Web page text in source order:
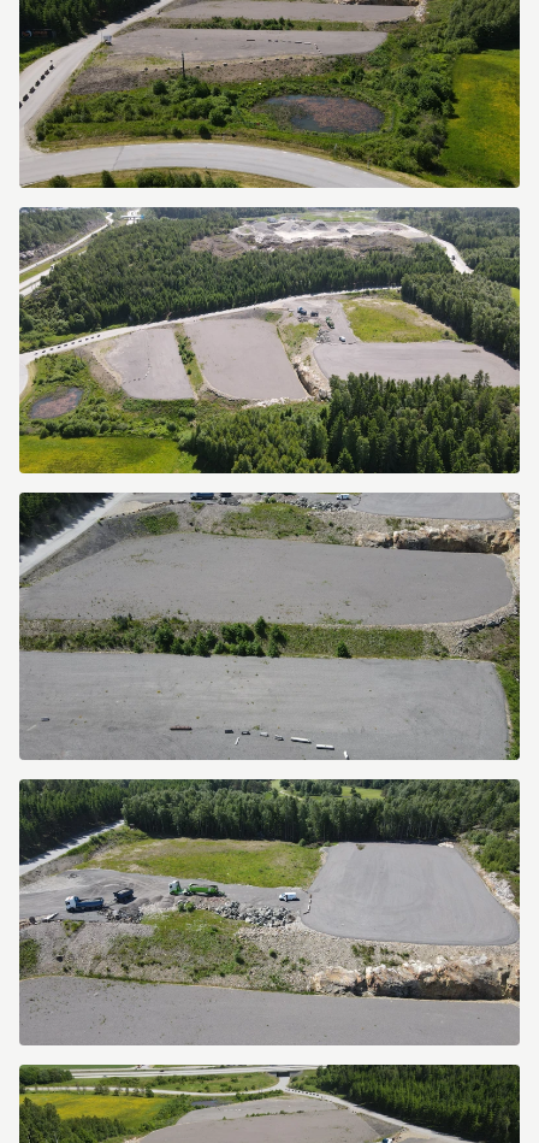
dji_fly_20260616_122626_628_1781605606859_photo.jpg
dji_fly_20260616_122920_635_1781605802412_photo.jpg
dji_fly_20260616_122658_630_1781605633149_photo.jpg
dji_fly_20260616_122716_631_1781605650893_photo.jpg